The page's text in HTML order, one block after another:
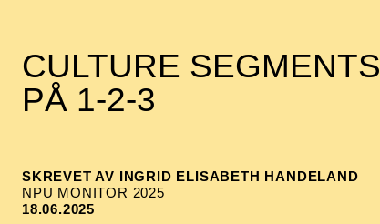
CULTURE SEGMENTS
PÅ 1-2-3
SKREVET AV INGRID ELISABETH HANDELAND
NPU MONITOR 2025
18.06.2025